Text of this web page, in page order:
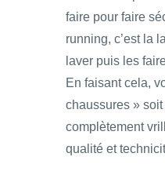
faire pour faire
running, c’est la
laver puis les
En faisant cela,
chaussures »
complètement
qualité et